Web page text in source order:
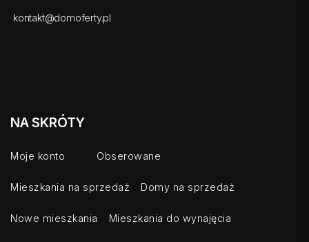
kontakt@domoferty.pl
NA SKRÓTY
Moje konto Obserowane
Mieszkania na sprzedaż Domy na sprzedaż
Nowe mieszkania Mieszkania do wynajęcia